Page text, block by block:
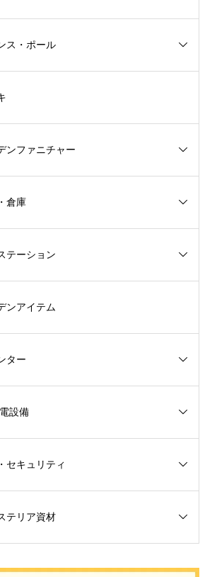
ス・ポール
ンファニチャー
倉庫
テーション
ンアイテム
ター
設備
セキュリティ
テリア資材